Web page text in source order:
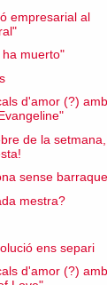
empresarial al
muerto"
d'amor (?) amb
de la setmana,
sense
mestra?
ens separi
d'amor (?) amb